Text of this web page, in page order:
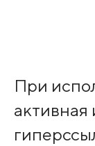
При
активная